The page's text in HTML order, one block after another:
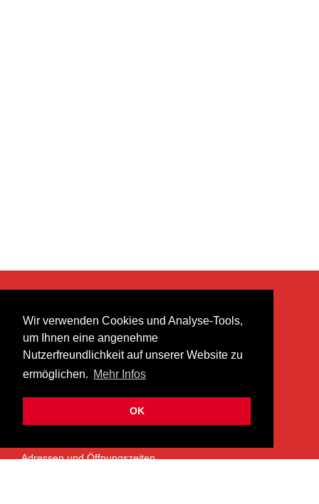
Wir verwenden Cookies und Analyse-Tools,
um Ihnen eine angenehme
Nutzerfreundlichkeit auf unserer Website zu
ermöglichen. Mehr Infos
OK
heer musik ag
Lättenstrasse 35
8952 Schlieren
info@heermusic.com
ÜBER UNS
Adressen und Öffnungszeiten